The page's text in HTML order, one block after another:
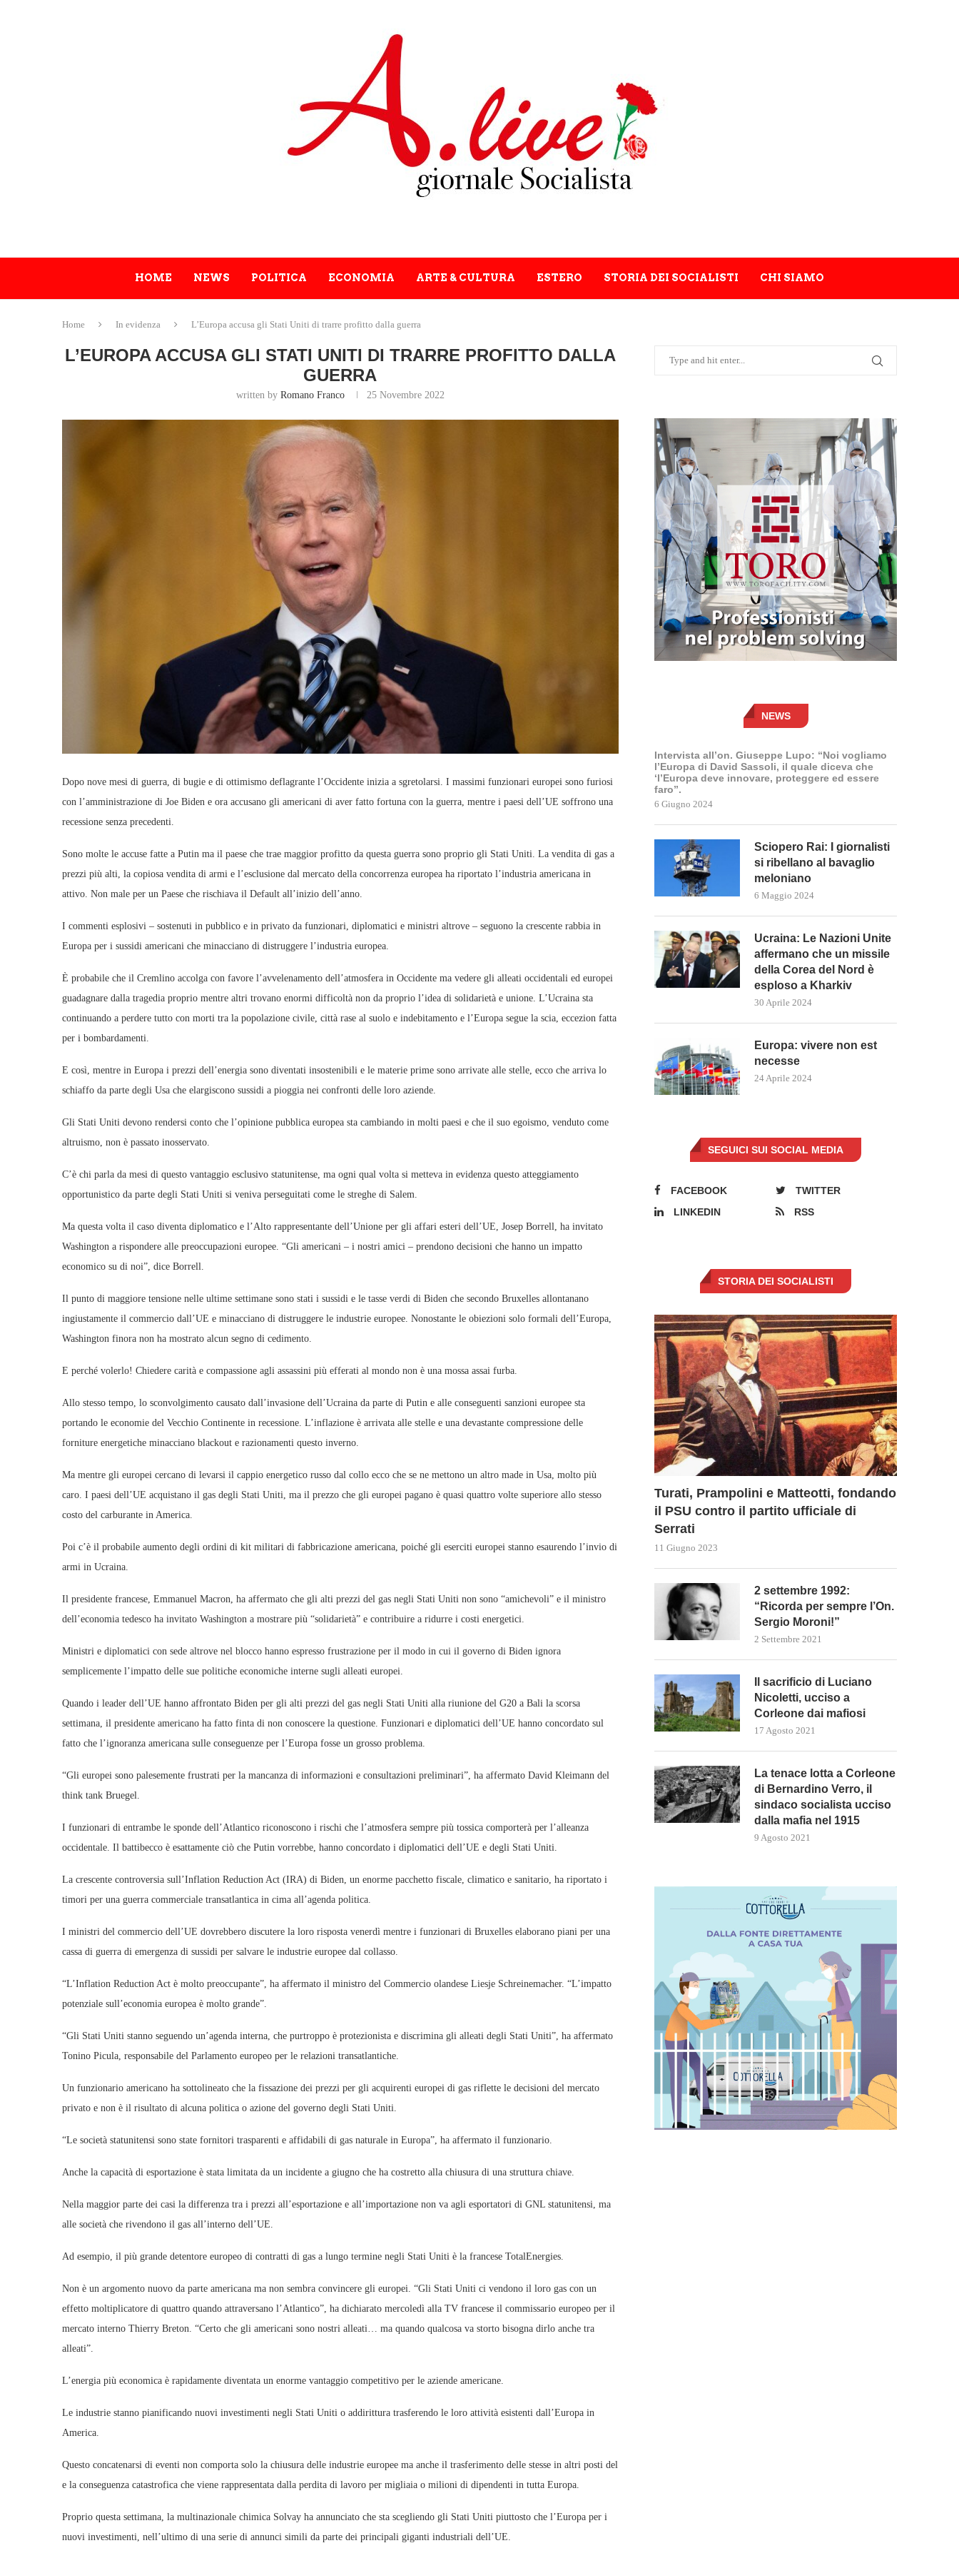
HOME NEWS POLITICA ECONOMIA ARTE & CULTURA ESTERO STORIA DEI SOCIALISTI CHI SIAMO
Home In evidenza L’Europa accusa gli Stati Uniti di trarre profitto dalla guerra
L’EUROPA ACCUSA GLI STATI UNITI DI TRARRE PROFITTO DALLA
GUERRA
written by Romano Franco 25 Novembre 2022
Dopo nove mesi di guerra, di bugie e di ottimismo deflagrante l’Occidente inizia a sgretolarsi. I massimi funzionari europei sono furiosi
con l’amministrazione di Joe Biden e ora accusano gli americani di aver fatto fortuna con la guerra, mentre i paesi dell’UE soffrono una
recessione senza precedenti.
Sono molte le accuse fatte a Putin ma il paese che trae maggior profitto da questa guerra sono proprio gli Stati Uniti. La vendita di gas a
prezzi più alti, la copiosa vendita di armi e l’esclusione dal mercato della concorrenza europea ha riportato l’industria americana in
attivo. Non male per un Paese che rischiava il Default all’inizio dell’anno.
I commenti esplosivi – sostenuti in pubblico e in privato da funzionari, diplomatici e ministri altrove – seguono la crescente rabbia in
Europa per i sussidi americani che minacciano di distruggere l’industria europea.
È probabile che il Cremlino accolga con favore l’avvelenamento dell’atmosfera in Occidente ma vedere gli alleati occidentali ed europei
guadagnare dalla tragedia proprio mentre altri trovano enormi difficoltà non da proprio l’idea di solidarietà e unione. L’Ucraina sta
continuando a perdere tutto con morti tra la popolazione civile, città rase al suolo e indebitamento e l’Europa segue la scia, eccezion fatta
per i bombardamenti.
E così, mentre in Europa i prezzi dell’energia sono diventati insostenibili e le materie prime sono arrivate alle stelle, ecco che arriva lo
schiaffo da parte degli Usa che elargiscono sussidi a pioggia nei confronti delle loro aziende.
Gli Stati Uniti devono rendersi conto che l’opinione pubblica europea sta cambiando in molti paesi e che il suo egoismo, venduto come
altruismo, non è passato inosservato.
C’è chi parla da mesi di questo vantaggio esclusivo statunitense, ma ogni qual volta si metteva in evidenza questo atteggiamento
opportunistico da parte degli Stati Uniti si veniva perseguitati come le streghe di Salem.
Ma questa volta il caso diventa diplomatico e l’Alto rappresentante dell’Unione per gli affari esteri dell’UE, Josep Borrell, ha invitato
Washington a rispondere alle preoccupazioni europee. “Gli americani – i nostri amici – prendono decisioni che hanno un impatto
economico su di noi”, dice Borrell.
Il punto di maggiore tensione nelle ultime settimane sono stati i sussidi e le tasse verdi di Biden che secondo Bruxelles allontanano
ingiustamente il commercio dall’UE e minacciano di distruggere le industrie europee. Nonostante le obiezioni solo formali dell’Europa,
Washington finora non ha mostrato alcun segno di cedimento.
E perché volerlo! Chiedere carità e compassione agli assassini più efferati al mondo non è una mossa assai furba.
Allo stesso tempo, lo sconvolgimento causato dall’invasione dell’Ucraina da parte di Putin e alle conseguenti sanzioni europee sta
portando le economie del Vecchio Continente in recessione. L’inflazione è arrivata alle stelle e una devastante compressione delle
forniture energetiche minacciano blackout e razionamenti questo inverno.
Ma mentre gli europei cercano di levarsi il cappio energetico russo dal collo ecco che se ne mettono un altro made in Usa, molto più
caro. I paesi dell’UE acquistano il gas degli Stati Uniti, ma il prezzo che gli europei pagano è quasi quattro volte superiore allo stesso
costo del carburante in America.
Poi c’è il probabile aumento degli ordini di kit militari di fabbricazione americana, poiché gli eserciti europei stanno esaurendo l’invio di
armi in Ucraina.
Il presidente francese, Emmanuel Macron, ha affermato che gli alti prezzi del gas negli Stati Uniti non sono “amichevoli” e il ministro
dell’economia tedesco ha invitato Washington a mostrare più “solidarietà” e contribuire a ridurre i costi energetici.
Ministri e diplomatici con sede altrove nel blocco hanno espresso frustrazione per il modo in cui il governo di Biden ignora
semplicemente l’impatto delle sue politiche economiche interne sugli alleati europei.
Quando i leader dell’UE hanno affrontato Biden per gli alti prezzi del gas negli Stati Uniti alla riunione del G20 a Bali la scorsa
settimana, il presidente americano ha fatto finta di non conoscere la questione. Funzionari e diplomatici dell’UE hanno concordato sul
fatto che l’ignoranza americana sulle conseguenze per l’Europa fosse un grosso problema.
“Gli europei sono palesemente frustrati per la mancanza di informazioni e consultazioni preliminari”, ha affermato David Kleimann del
think tank Bruegel.
I funzionari di entrambe le sponde dell’Atlantico riconoscono i rischi che l’atmosfera sempre più tossica comporterà per l’alleanza
occidentale. Il battibecco è esattamente ciò che Putin vorrebbe, hanno concordato i diplomatici dell’UE e degli Stati Uniti.
La crescente controversia sull’Inflation Reduction Act (IRA) di Biden, un enorme pacchetto fiscale, climatico e sanitario, ha riportato i
timori per una guerra commerciale transatlantica in cima all’agenda politica.
I ministri del commercio dell’UE dovrebbero discutere la loro risposta venerdì mentre i funzionari di Bruxelles elaborano piani per una
cassa di guerra di emergenza di sussidi per salvare le industrie europee dal collasso.
“L’Inflation Reduction Act è molto preoccupante”, ha affermato il ministro del Commercio olandese Liesje Schreinemacher. “L’impatto
potenziale sull’economia europea è molto grande”.
“Gli Stati Uniti stanno seguendo un’agenda interna, che purtroppo è protezionista e discrimina gli alleati degli Stati Uniti”, ha affermato
Tonino Picula, responsabile del Parlamento europeo per le relazioni transatlantiche.
Un funzionario americano ha sottolineato che la fissazione dei prezzi per gli acquirenti europei di gas riflette le decisioni del mercato
privato e non è il risultato di alcuna politica o azione del governo degli Stati Uniti.
“Le società statunitensi sono state fornitori trasparenti e affidabili di gas naturale in Europa”, ha affermato il funzionario.
Anche la capacità di esportazione è stata limitata da un incidente a giugno che ha costretto alla chiusura di una struttura chiave.
Nella maggior parte dei casi la differenza tra i prezzi all’esportazione e all’importazione non va agli esportatori di GNL statunitensi, ma
alle società che rivendono il gas all’interno dell’UE.
Ad esempio, il più grande detentore europeo di contratti di gas a lungo termine negli Stati Uniti è la francese TotalEnergies.
Non è un argomento nuovo da parte americana ma non sembra convincere gli europei. “Gli Stati Uniti ci vendono il loro gas con un
effetto moltiplicatore di quattro quando attraversano l’Atlantico”, ha dichiarato mercoledì alla TV francese il commissario europeo per il
mercato interno Thierry Breton. “Certo che gli americani sono nostri alleati… ma quando qualcosa va storto bisogna dirlo anche tra
alleati”.
L’energia più economica è rapidamente diventata un enorme vantaggio competitivo per le aziende americane.
Le industrie stanno pianificando nuovi investimenti negli Stati Uniti o addirittura trasferendo le loro attività esistenti dall’Europa in
America.
Questo concatenarsi di eventi non comporta solo la chiusura delle industrie europee ma anche il trasferimento delle stesse in altri posti del
e la conseguenza catastrofica che viene rappresentata dalla perdita di lavoro per migliaia o milioni di dipendenti in tutta Europa.
Proprio questa settimana, la multinazionale chimica Solvay ha annunciato che sta scegliendo gli Stati Uniti piuttosto che l’Europa per i
nuovi investimenti, nell’ultimo di una serie di annunci simili da parte dei principali giganti industriali dell’UE.
NEWS
Intervista all’on. Giuseppe Lupo: “Noi vogliamo
l’Europa di David Sassoli, il quale diceva che
‘l’Europa deve innovare, proteggere ed essere
faro”.
6 Giugno 2024
Sciopero Rai: I giornalisti
si ribellano al bavaglio
meloniano
6 Maggio 2024
Ucraina: Le Nazioni Unite
affermano che un missile
della Corea del Nord è
esploso a Kharkiv
30 Aprile 2024
Europa: vivere non est
necesse
24 Aprile 2024
SEGUICI SUI SOCIAL MEDIA
FACEBOOK
TWITTER
LINKEDIN
RSS
STORIA DEI SOCIALISTI
Turati, Prampolini e Matteotti, fondando
il PSU contro il partito ufficiale di
Serrati
11 Giugno 2023
2 settembre 1992:
“Ricorda per sempre l’On.
Sergio Moroni!”
2 Settembre 2021
Il sacrificio di Luciano
Nicoletti, ucciso a
Corleone dai mafiosi
17 Agosto 2021
La tenace lotta a Corleone
di Bernardino Verro, il
sindaco socialista ucciso
dalla mafia nel 1915
9 Agosto 2021